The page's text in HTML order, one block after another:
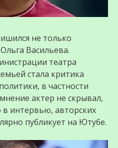
не только
Васильева.
театра
стала критика
в частности
актер не скрывал,
интервью, авторских
публикует на Ютубе.